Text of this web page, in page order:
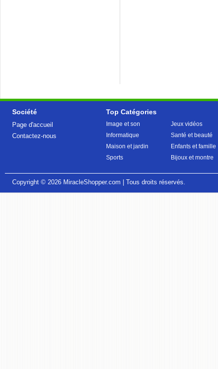
Société
Page d'accueil
Contactez-nous
Top Catégories
Image et son
Informatique
Maison et jardin
Sports
Jeux vidéos
Santé et beauté
Enfants et famille
Bijoux et montre
Copyright © 2026 MiracleShopper.com | Tous droits réservés.